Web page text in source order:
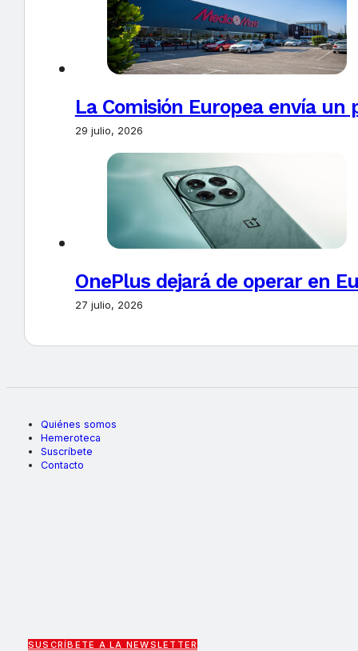
La Comisión Europea envía un
29 julio, 2026
OnePlus dejará de operar en
27 julio, 2026
Quiénes somos
Hemeroteca
Suscríbete
Contacto
SUSCRÍBETE A LA NEWSLETTER